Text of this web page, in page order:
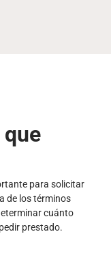
para solicitar
de los términos
cuánto
prestado.